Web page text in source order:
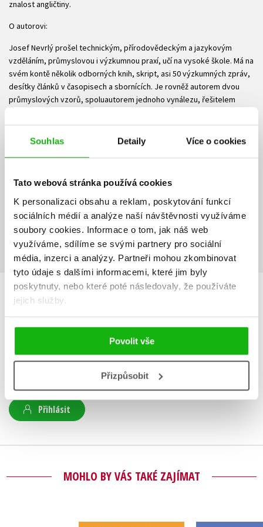
Souhlas Detaily Více o cookies
Tato webová stránka používá cookies
K personalizaci obsahu a reklam, poskytování funkcí
sociálních médií a analýze naší návštěvnosti využíváme
soubory cookies. Informace o tom, jak náš web
využíváme, sdílíme se svými partnery pro sociální
média, inzerci a analýzy. Partneři mohou zkombinovat
tyto údaje s dalšími informacemi, které jim byly
poskytnuty, nebo které poté následovaly, že používáte
jejich služby.
Povolit vše
Přizpůsobit
znalost angličtiny.
O autorovi:
Josef Nevrlý prošel technickým, přírodovědeckým a jazykovým
vzděláním, průmyslovou i výzkumnou praxí, učí na vysoké škole. Má na
svém kontě několik odborných knih, skript, asi 50 výzkumných zpráv,
desítky článků v časopisech a sbornících. Je rovněž autorem dvou
průmyslových vzorů, spoluautorem jednoho vynálezu, řešitelem
Alex Packer (Velká Británie)
Olivia Seaton (USA)
Ke stažení
PDF Obsah.pdf
HODNOCENÍ ČTENÁŘŮ
V současné době nejsou vytvořena žádná uživatelská hodnocení.
Vaše hodnocení
Uživatelskou recenzi mohou vkládat pouze registrovaní uživatelé
Přihlásit
MOHLO BY VÁS TAKÉ ZAJÍMAT